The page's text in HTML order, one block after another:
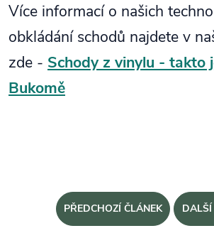
Více informací o našich
obkládání schodů najdete v
zde - Schody z vinylu - takto
Bukomě
PŘEDCHOZÍ ČLÁNEK DALŠÍ